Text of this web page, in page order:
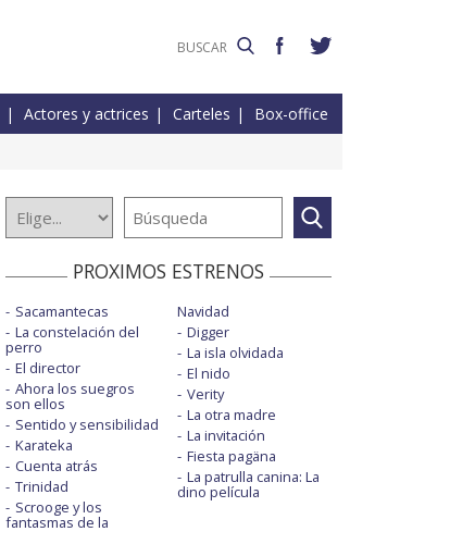
Actores y actrices Carteles Box-office
PROXIMOS ESTRENOS
Sacamantecas
La constelación del
perro
El director
Ahora los suegros
son ellos
Sentido y sensibilidad
Karateka
Cuenta atrás
Trinidad
Scrooge y los
fantasmas de la
Navidad
Digger
La isla olvidada
El nido
Verity
La otra madre
La invitación
Fiesta pagäna
La patrulla canina: La
dino película